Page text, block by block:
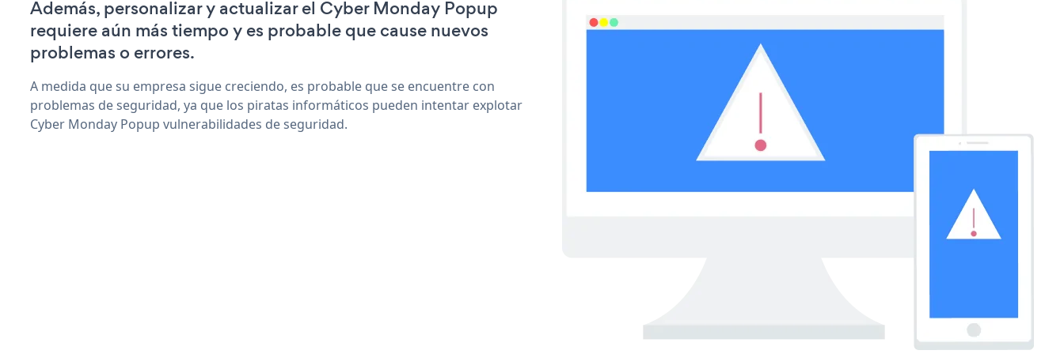
Además, personalizar y actualizar el Cyber Monday Popup
requiere aún más tiempo y es probable que cause nuevos
problemas o errores.
A medida que su empresa sigue creciendo, es probable que se encuentre con
problemas de seguridad, ya que los piratas informáticos pueden intentar explotar
Cyber Monday Popup vulnerabilidades de seguridad.